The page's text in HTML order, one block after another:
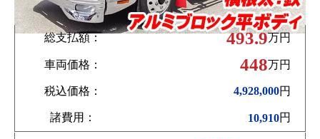
総支払額： 493.9万円
車両価格： 448万円
税込価格： 4,928,000円
諸費用： 10,910円